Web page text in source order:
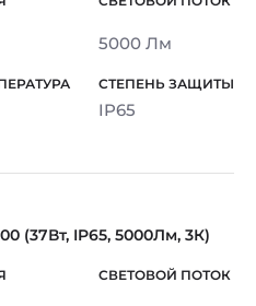
5000 Лм
IP65
(37Вт, IP65, 5000Лм, 3К)